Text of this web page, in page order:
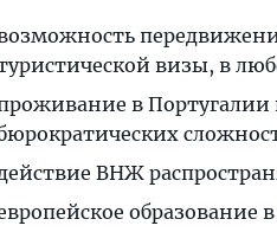
визы, в
в Португалии
ВНЖ
образование